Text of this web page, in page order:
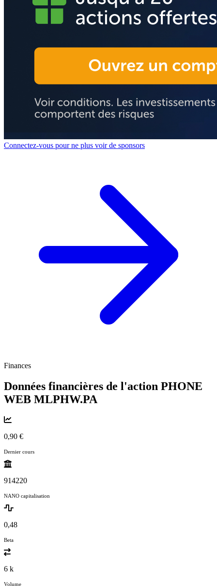
Connectez-vous pour ne plus voir de sponsors
Finances
Données financières de l'action PHONE
WEB MLPHW.PA
0,90 €
Dernier cours
914220
NANO capitalisation
0,48
Beta
6 k
Volume